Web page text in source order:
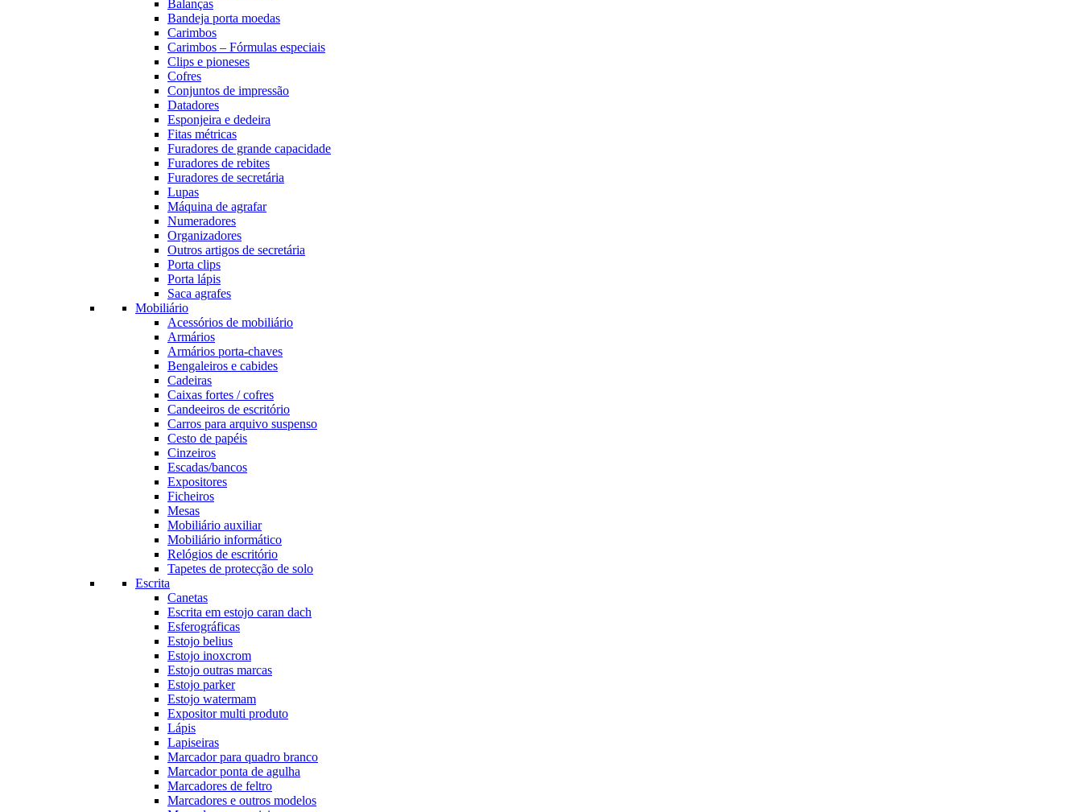
Balanças
Bandeja porta moedas
Carimbos
Carimbos – Fórmulas especiais
Clips e pioneses
Cofres
Conjuntos de impressão
Datadores
Esponjeira e dedeira
Fitas métricas
Furadores de grande capacidade
Furadores de rebites
Furadores de secretária
Lupas
Máquina de agrafar
Numeradores
Organizadores
Outros artigos de secretária
Porta clips
Porta lápis
Saca agrafes
Mobiliário
Acessórios de mobiliário
Armários
Armários porta-chaves
Bengaleiros e cabides
Cadeiras
Caixas fortes / cofres
Candeeiros de escritório
Carros para arquivo suspenso
Cesto de papéis
Cinzeiros
Escadas/bancos
Expositores
Ficheiros
Mesas
Mobiliário auxiliar
Mobiliário informático
Relógios de escritório
Tapetes de protecção de solo
Escrita
Canetas
Escrita em estojo caran dach
Esferográficas
Estojo belius
Estojo inoxcrom
Estojo outras marcas
Estojo parker
Estojo watermam
Expositor multi produto
Lápis
Lapiseiras
Marcador para quadro branco
Marcador ponta de agulha
Marcadores de feltro
Marcadores e outros modelos